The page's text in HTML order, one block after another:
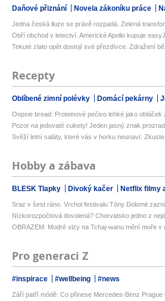
Daňové přiznání Novela zákoníku práce
Jedna česká iluze se právě rozpadá. Zelená
Obří obchod v letectví. Americké Apollo kupuje
Tekuté zlato opět dostojí své přezdívce. Zdražení
Recepty
Oblíbené zimní polévky Domácí pekárny
Oopsie bread: Proteinové pečivo lehké jako obláček
Pozor na jedovaté cukety! Jeden jasný znak
Svěží letní saláty, které vás v horku neunaví: Zkuste
Hobby a zábava
BLESK Tlapky Divoký kačer Netflix filmy
Sraz v šest ráno. Vrchol festivalu Tóny Dolomit
Nízkorozpočtová dovolená? Chorvatsko jedno z
OBRAZEM: Modré slzy na Tchaj-wanu mění moře v
Pro generaci Z
#inspirace #wellbeing #news
Září patří módě: Co přinese Mercedes-Benz Prague